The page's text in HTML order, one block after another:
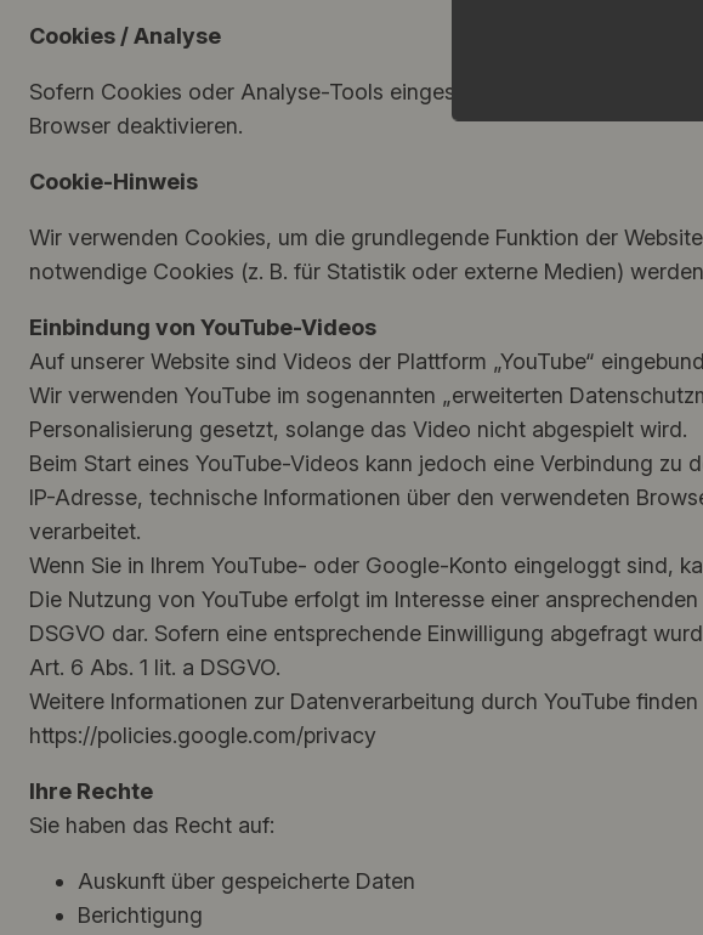
Cookies / Analyse
Sofern Cookies oder Analyse-Tools eingesetzt werden, erfolgt die
Browser deaktivieren.
Cookie-Hinweis
Wir verwenden Cookies, um die grundlegende Funktion der
notwendige Cookies (z. B. für Statistik oder externe Medien)
Einbindung von YouTube-Videos
Auf unserer Website sind Videos der Plattform „YouTube“
Wir verwenden YouTube im sogenannten „erweiterten
Personalisierung gesetzt, solange das Video nicht abgespielt wird.
Beim Start eines YouTube-Videos kann jedoch eine Verbindung
IP-Adresse, technische Informationen über den verwendeten
verarbeitet.
Wenn Sie in Ihrem YouTube- oder Google-Konto eingeloggt sind,
Die Nutzung von YouTube erfolgt im Interesse einer
DSGVO dar. Sofern eine entsprechende Einwilligung abgefragt
Art. 6 Abs. 1 lit. a DSGVO.
Weitere Informationen zur Datenverarbeitung durch YouTube
https://policies.google.com/privacy
Ihre Rechte
Sie haben das Recht auf:
Auskunft über gespeicherte Daten
Berichtigung